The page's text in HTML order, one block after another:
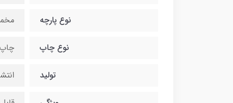
نوع پارچه
نوع چاپ
تولید